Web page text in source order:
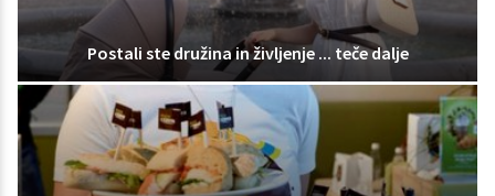
Postali ste družina in življenje ... teče dalje